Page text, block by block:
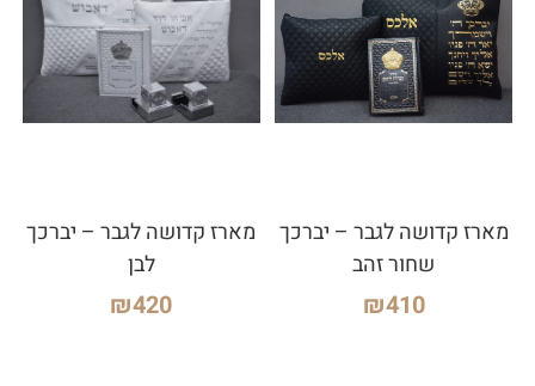
מארז קדושה לגבר – יברכך
שחור זהב
₪410
מארז קדושה לגבר – יברכך
לבן
₪420